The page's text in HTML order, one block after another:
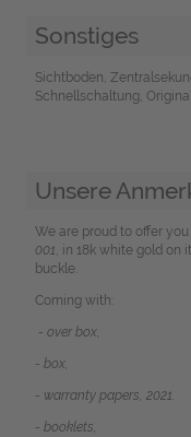
Sonstiges
Sichtboden,
Schnellschaltung,
Unsere
We are proud to offer you
001, in 18k white gold on
buckle.
Coming with:
- over box,
- box,
- warranty papers, 2021.
- booklets,